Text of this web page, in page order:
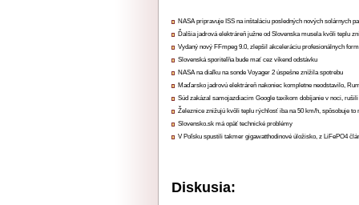
NASA pripravuje ISS na inštaláciu posledných nových solárnych
Ďalšia jadrová elektráreň južne od Slovenska musela kvôli teplu
Vydaný nový FFmpeg 9.0, zlepšil akceleráciu profesionálnych
Slovenská sporiteľňa bude mať cez víkend odstávku
NASA na diaľku na sonde Voyager 2 úspešne znížila spotrebu
Maďarsko jadrovú elektráreň nakoniec kompletne neodstavilo,
Súd zakázal samojazdiacim Google taxíkom dobíjanie v noci,
Železnice znižujú kvôli teplu rýchlosť iba na 50 km/h, spôsobuje to
Slovensko.sk má opäť technické problémy
V Poľsku spustili takmer gigawatthodinové úložisko, z LiFePO4
Diskusia: